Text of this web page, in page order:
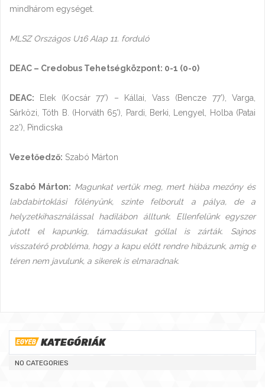
mindhárom egységet.
MLSZ Országos U16 Alap 11. forduló
DEAC – Credobus Tehetségközpont: 0-1 (0-0)
DEAC: Elek (Kocsár 77’) – Kállai, Vass (Bencze 77’), Varga,
Sárközi, Tóth B. (Horváth 65’), Pardi, Berki, Lengyel, Holba (Patai
22’), Pindicska
Vezetőedző: Szabó Márton
Szabó Márton: Magunkat vertük meg, mert hiába mezőny és
labdabirtoklási fölényünk, szinte felborult a pálya, de a
helyzetkihasználással hadilábon álltunk. Ellenfelünk egyszer
jutott el kapunkig, támadásukat góllal is zárták. Sajnos
visszatérő probléma, hogy a kapu előtt rendre hibázunk, amíg e
téren nem javulunk, a sikerek is elmaradnak.
KATEGÓRIÁK
NO CATEGORIES